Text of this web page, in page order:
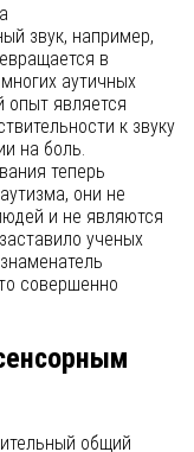
звук, например,
в
аутичных
опыт является
к звуку
на боль.
теперь
они не
и не являются
ученых
совершенно
общий